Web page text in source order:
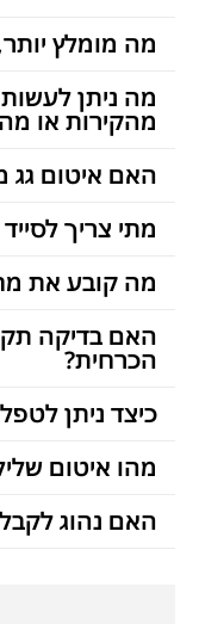
מה מומלץ
מה ניתן
מהקירות או
האם איטום גג
מתי צריך
מה קובע את
האם בדיקה
הכרחית?
כיצד ניתן
מהו איטום
האם נהוג